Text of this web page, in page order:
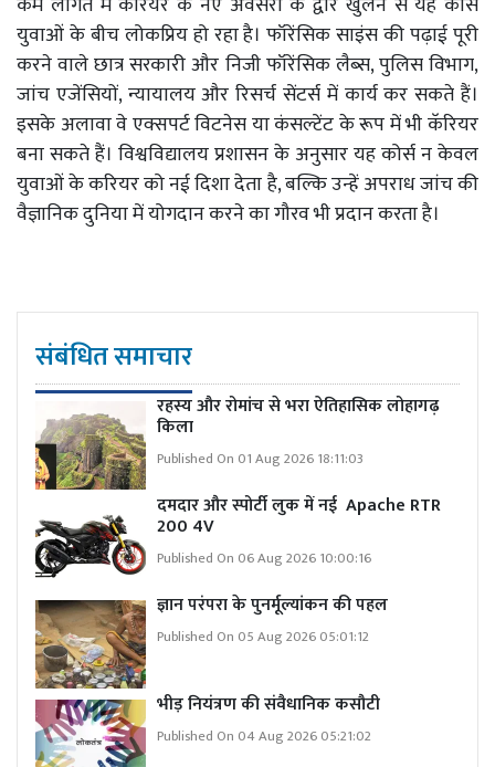
युवाओं के बीच लोकप्रिय हो रहा है। फॉरेंसिक साइंस की पढ़ाई पूरी
करने वाले छात्र सरकारी और निजी फॉरेंसिक लैब्स, पुलिस विभाग,
जांच एजेंसियों, न्यायालय और रिसर्च सेंटर्स में कार्य कर सकते हैं।
इसके अलावा वे एक्सपर्ट विटनेस या कंसल्टेंट के रूप में भी कॅरियर
बना सकते हैं। विश्वविद्यालय प्रशासन के अनुसार यह कोर्स न केवल
युवाओं के करियर को नई दिशा देता है, बल्कि उन्हें अपराध जांच की
वैज्ञानिक दुनिया में योगदान करने का गौरव भी प्रदान करता है।
संबंधित समाचार
रहस्य और रोमांच से भरा ऐतिहासिक लोहागढ़
किला
Published On 01 Aug 2026 18:11:03
दमदार और स्पोर्टी लुक में नई Apache RTR
200 4V
Published On 06 Aug 2026 10:00:16
ज्ञान परंपरा के पुनर्मूल्यांकन की पहल
Published On 05 Aug 2026 05:01:12
भीड़ नियंत्रण की संवैधानिक कसौटी
Published On 04 Aug 2026 05:21:02